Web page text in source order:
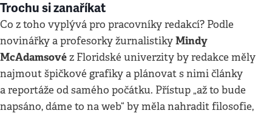
Trochu si zanaříkat
Co z toho vyplývá pro pracovníky redakcí? Podle
novinářky a profesorky žurnalistikyMindy
McAdamsovéz Floridské univerzity by redakce měly
najmout špičkové grafiky a plánovat s nimi články
a reportáže od samého počátku. Přístup „až to bude
napsáno, dáme to na web“ by měla nahradit filosofie,